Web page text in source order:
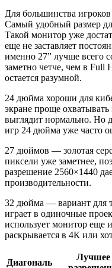
Для большинства
Самый удобный размер
Такой монитор уже
еще не заставляет
именно 27” лучше всего
заметно четче, чем в Full
остается разумной.
24 дюйма хороши для
экране проще
выглядит нормально. Но
игр 24 дюйма уже часто
27 дюймов — золотая
пиксели уже заметнее,
разрешение 2560×1440
производительности.
32 дюйма — вариант для
играет в одиночные
использует монитор еще
раскрывается в 4К или
Диагональ
Лучшее